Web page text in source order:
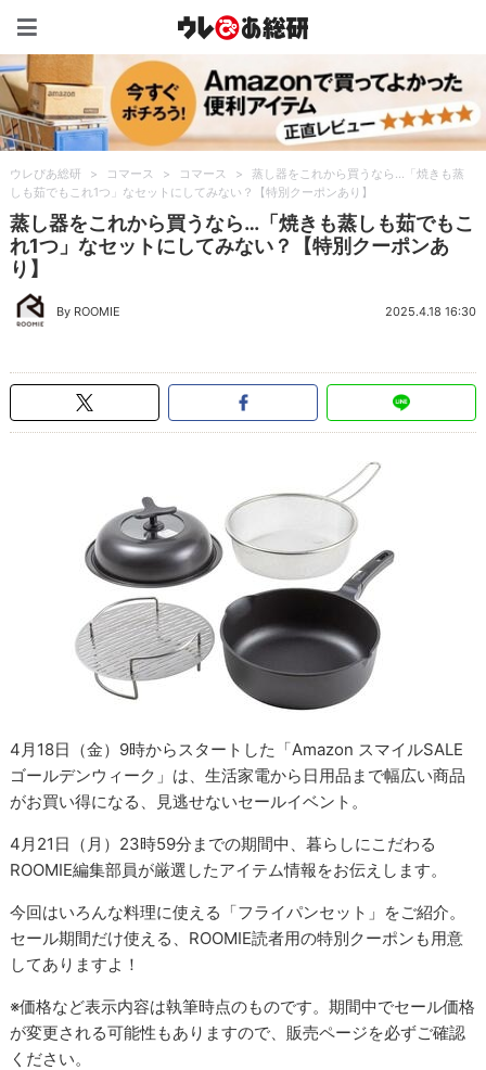
ウレぴあ総研 > コマース > コマース >
蒸し器をこれから買うなら…「焼きも蒸
しも茹でもこれ1つ」なセットにしてみない？【特別クーポンあり】
蒸し器をこれから買うなら…「焼きも蒸しも茹でもこ
れ1つ」なセットにしてみない？【特別クーポンあ
り】
By ROOMIE 2025.4.18 16:30
4月18日（金）9時からスタートした「Amazon スマイルSALE
ゴールデンウィーク」は、生活家電から日用品まで幅広い商品
がお買い得になる、見逃せないセールイベント。
4月21日（月）23時59分までの期間中、暮らしにこだわる
ROOMIE編集部員が厳選したアイテム情報をお伝えします。
今回はいろんな料理に使える「フライパンセット」をご紹介。
セール期間だけ使える、ROOMIE読者用の特別クーポンも用意
してありますよ！
※価格など表示内容は執筆時点のものです。期間中でセール価格
が変更される可能性もありますので、販売ページを必ずご確認
ください。